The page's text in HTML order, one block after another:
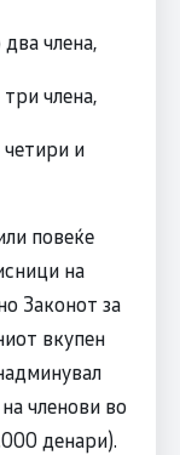
члена,
члена,
и
повеќе
на
Законот за
вкупен
членови во
денари).